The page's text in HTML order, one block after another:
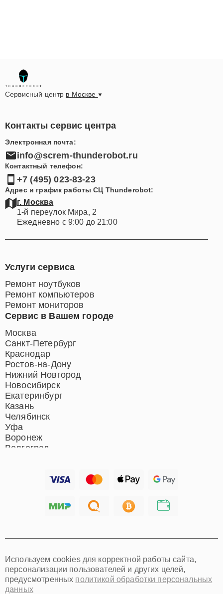
Сервисный центр в Москве
Контакты сервис центра
Электронная почта:
info@screm-thunderobot.ru
Контактный телефон:
+7 (495) 023-83-23
Адрес и график работы СЦ Thunderobot:
г. Москва
1-й переулок Мира, 2
Ежедневно с 9:00 до 21:00
Сервис в Вашем городе
Москва
Санкт-Петербург
Краснодар
Ростов-на-Дону
Нижний Новгород
Новосибирск
Екатеринбург
Казань
Челябинск
Уфа
Воронеж
Волгоград
Хабаровск
Омск
Красноярск
Пермь
Услуги сервиса
Ремонт ноутбуков
Ремонт компьютеров
Ремонт мониторов
Используем cookies для корректной работы сайта,
персонализации пользователей и других целей,
предусмотренных политикой обработки персональных
данных